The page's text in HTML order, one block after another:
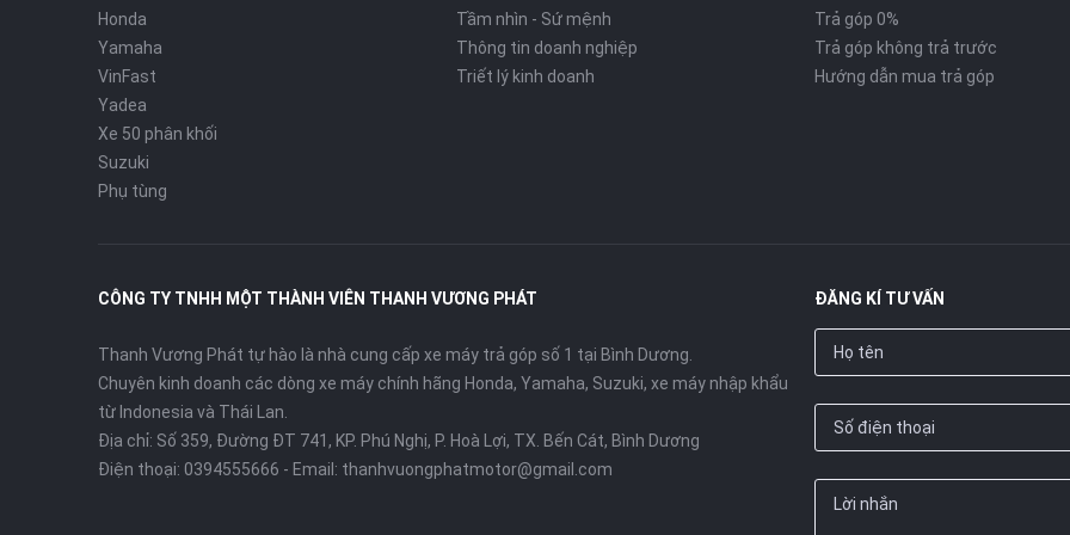
Honda
Yamaha
VinFast
Yadea
Xe 50 phân khối
Suzuki
Phụ tùng
Tầm nhìn - Sứ mệnh
Thông tin doanh nghiệp
Triết lý kinh doanh
Trả góp 0%
Trả góp không trả trước
Hướng dẫn mua trả góp
CÔNG TY TNHH MỘT THÀNH VIÊN THANH VƯƠNG PHÁT
Thanh Vương Phát tự hào là nhà cung cấp xe máy trả góp số 1 tại Bình Dương.
Chuyên kinh doanh các dòng xe máy chính hãng Honda, Yamaha, Suzuki, xe máy nhập khẩu
từ Indonesia và Thái Lan.
Địa chỉ: Số 359, Đường ĐT 741, KP. Phú Nghị, P. Hoà Lợi, TX. Bến Cát, Bình Dương
Điện thoại: 0394555666 - Email: thanhvuongphatmotor@gmail.com
ĐĂNG KÍ TƯ VẤN